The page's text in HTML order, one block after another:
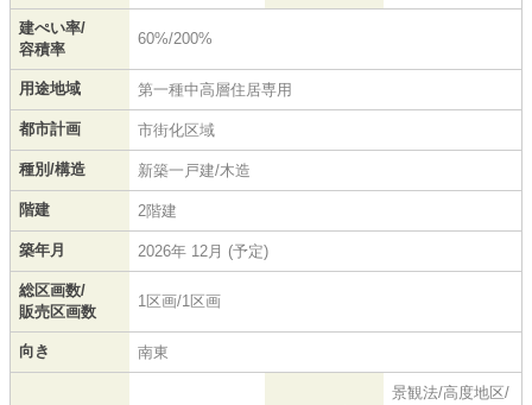
建ぺい率/
容積率
60%/200%
用途地域 第一種中高層住居専用
都市計画 市街化区域
種別/構造 新築一戸建/木造
階建 2階建
築年月 2026年 12月 (予定)
総区画数/
販売区画数
1区画/1区画
向き 南東
景観法/高度地区/